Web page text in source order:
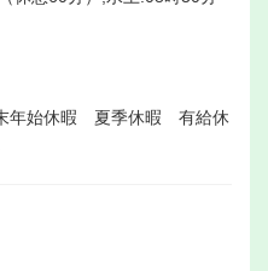
始休暇 夏季休暇 有給休